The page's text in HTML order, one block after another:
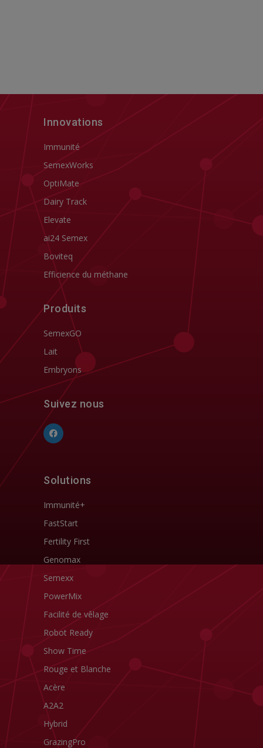
Innovations
Immunité
SemexWorks
OptiMate
Dairy Track
Elevate
ai24 Semex
Boviteq
Efficience du méthane
Produits
SemexGO
Lait
Embryons
Suivez nous
Solutions
Immunité+
FastStart
Fertility First
Genomax
Semexx
PowerMix
Facilité de vêlage
Robot Ready
Show Time
Rouge et Blanche
Acère
A2A2
Hybrid
GrazingPro